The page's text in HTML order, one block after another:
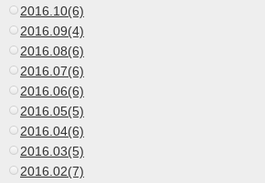
2016.10(6)
2016.09(4)
2016.08(6)
2016.07(6)
2016.06(6)
2016.05(5)
2016.04(6)
2016.03(5)
2016.02(7)